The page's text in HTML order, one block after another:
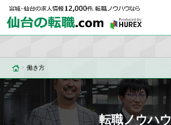
> 働き方
転職ノウハウ